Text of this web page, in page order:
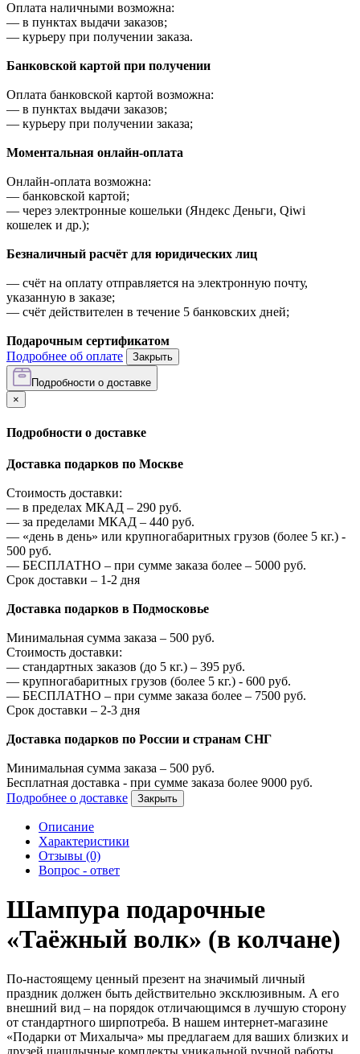
Оплата наличными возможна:
— в пунктах выдачи заказов;
— курьеру при получении заказа.
Банковской картой при получении
Оплата банковской картой возможна:
— в пунктах выдачи заказов;
— курьеру при получении заказа;
Моментальная онлайн-оплата
Онлайн-оплата возможна:
— банковской картой;
— через электронные кошельки (Яндекс Деньги, Qiwi
кошелек и др.);
Безналичный расчёт для юридических лиц
— счёт на оплату отправляется на электронную почту,
указанную в заказе;
— счёт действителен в течение 5 банковских дней;
Подарочным сертификатом
Подробнее об оплате
Закрыть
Подробности о доставке
×
Подробности о доставке
Доставка подарков по Москве
Стоимость доставки:
— в пределах МКАД – 290 руб.
— за пределами МКАД – 440 руб.
— «день в день» или крупногабаритных грузов (более 5 кг.) -
500 руб.
— БЕСПЛАТНО – при сумме заказа более – 5000 руб.
Срок доставки – 1-2 дня
Доставка подарков в Подмосковье
Минимальная сумма заказа – 500 руб.
Стоимость доставки:
— стандартных заказов (до 5 кг.) – 395 руб.
— крупногабаритных грузов (более 5 кг.) - 600 руб.
— БЕСПЛАТНО – при сумме заказа более – 7500 руб.
Срок доставки – 2-3 дня
Доставка подарков по России и странам СНГ
Минимальная сумма заказа – 500 руб.
Бесплатная доставка - при сумме заказа более 9000 руб.
Подробнее о доставке
Закрыть
Описание
Характеристики
Отзывы (0)
Вопрос - ответ
Шампура подарочные
«Таёжный волк» (в колчане)
По-настоящему ценный презент на значимый личный
праздник должен быть действительно эксклюзивным. А его
внешний вид – на порядок отличающимся в лучшую сторону
от стандартного ширпотреба. В нашем интернет-магазине
«Подарки от Михалыча» мы предлагаем для ваших близких и
друзей шашлычные комплекты уникальной ручной работы,